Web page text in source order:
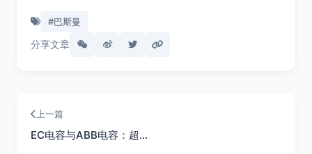
#巴斯曼
分享文章
上一篇
EC电容与ABB电容：超…